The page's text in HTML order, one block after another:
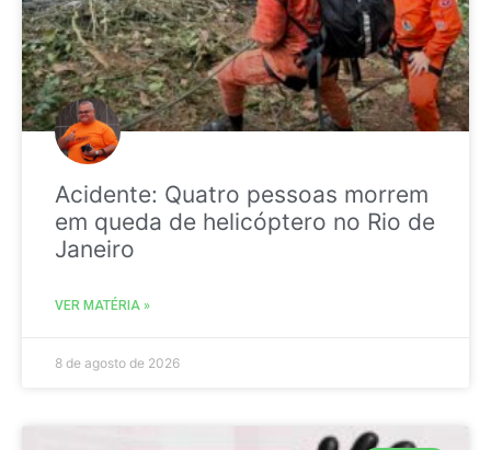
Acidente: Quatro pessoas morrem
em queda de helicóptero no Rio de
Janeiro
VER MATÉRIA »
8 de agosto de 2026